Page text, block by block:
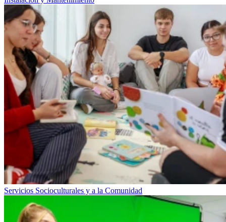
Servicios Socioculturales y a la Comunidad